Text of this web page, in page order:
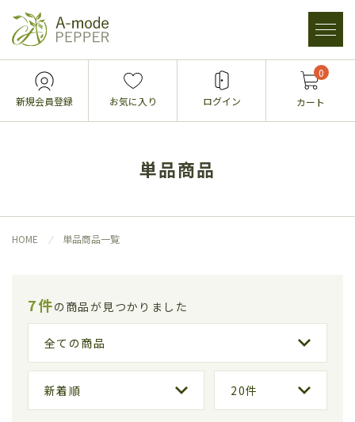
新規会員登録 お気に入り ログイン
0
カート
単品商品
HOME 単品商品一覧
7件の商品が見つかりました